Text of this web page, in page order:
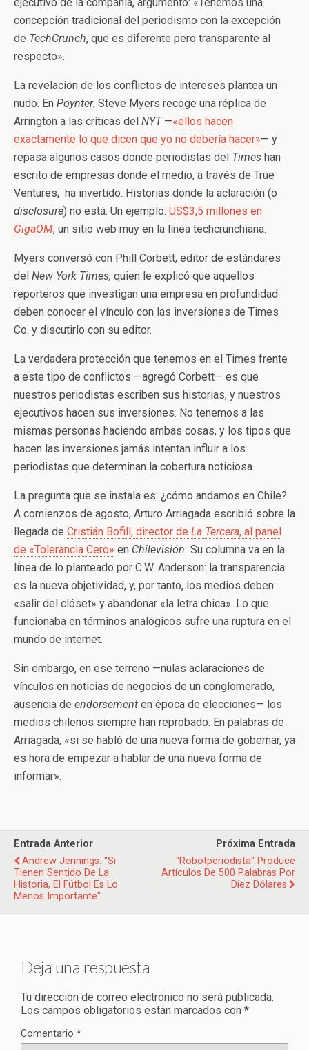
concepción tradicional del periodismo con la excepción
de TechCrunch, que es diferente pero transparente al
respecto».
La revelación de los conflictos de intereses plantea un
nudo. En Poynter, Steve Myers recoge una réplica de
Arrington a las críticas del NYT —«ellos hacen
exactamente lo que dicen que yo no debería hacer»— y
repasa algunos casos donde periodistas del Times han
escrito de empresas donde el medio, a través de True
Ventures, ha invertido. Historias donde la aclaración (o
disclosure) no está. Un ejemplo: US$3,5 millones en
GigaOM, un sitio web muy en la línea techcrunchiana.
Myers conversó con Phill Corbett, editor de estándares
del New York Times, quien le explicó que aquellos
reporteros que investigan una empresa en profundidad
deben conocer el vínculo con las inversiones de Times
Co. y discutirlo con su editor.
La verdadera protección que tenemos en el Times frente
a este tipo de conflictos —agregó Corbett— es que
nuestros periodistas escriben sus historias, y nuestros
ejecutivos hacen sus inversiones. No tenemos a las
mismas personas haciendo ambas cosas, y los tipos que
hacen las inversiones jamás intentan influir a los
periodistas que determinan la cobertura noticiosa.
La pregunta que se instala es: ¿cómo andamos en Chile?
A comienzos de agosto, Arturo Arriagada escribió sobre la
llegada de Cristián Bofill, director de La Tercera, al panel
de «Tolerancia Cero» en Chilevisión. Su columna va en la
línea de lo planteado por C.W. Anderson: la transparencia
es la nueva objetividad, y, por tanto, los medios deben
«salir del clóset» y abandonar «la letra chica». Lo que
funcionaba en términos analógicos sufre una ruptura en el
mundo de internet.
Sin embargo, en ese terreno —nulas aclaraciones de
vínculos en noticias de negocios de un conglomerado,
ausencia de endorsement en época de elecciones— los
medios chilenos siempre han reprobado. En palabras de
Arriagada, «si se habló de una nueva forma de gobernar, ya
es hora de empezar a hablar de una nueva forma de
informar».
Entrada Anterior
Andrew Jennings: "Si
Tienen Sentido De La
Historia, El Fútbol Es Lo
Menos Importante"
Próxima Entrada
"Robotperiodista" Produce
Artículos De 500 Palabras Por
Diez Dólares
Deja una respuesta
Tu dirección de correo electrónico no será publicada.
Los campos obligatorios están marcados con *
Comentario *